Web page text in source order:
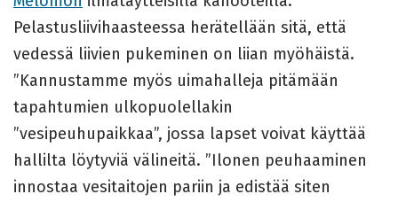
Pelastusliivihaasteessa herätellään sitä, että
vedessä liivien pukeminen on liian myöhäistä.
”Kannustamme myös uimahalleja pitämään
tapahtumien ulkopuolellakin
”vesipeuhupaikkaa”, jossa lapset voivat käyttää
hallilta löytyviä välineitä. ”Ilonen peuhaaminen
innostaa vesitaitojen pariin ja edistää siten